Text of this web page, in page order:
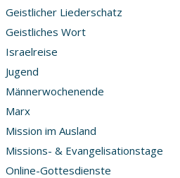
Geistlicher Liederschatz
Geistliches Wort
Israelreise
Jugend
Männerwochenende
Marx
Mission im Ausland
Missions- & Evangelisationstage
Online-Gottesdienste